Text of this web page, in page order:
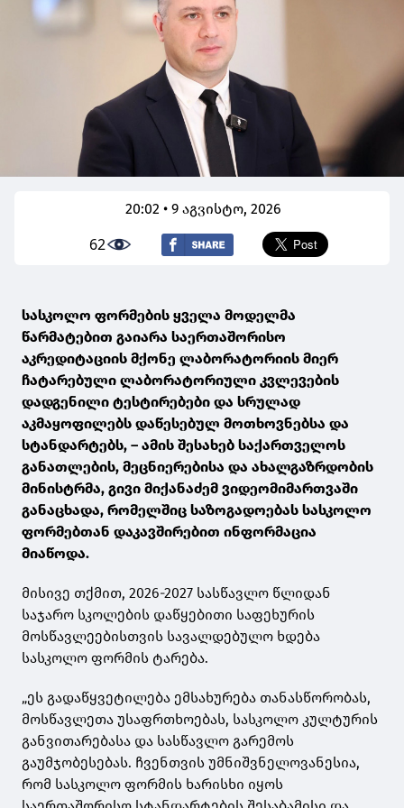
20:02 • 9 აგვისტო, 2026
62
სასკოლო ფორმების ყველა მოდელმა
წარმატებით გაიარა საერთაშორისო
აკრედიტაციის მქონე ლაბორატორიის მიერ
ჩატარებული ლაბორატორიული კვლევების
დადგენილი ტესტირებები და სრულად
აკმაყოფილებს დაწესებულ მოთხოვნებსა და
სტანდარტებს, – ამის შესახებ საქართველოს
განათლების, მეცნიერებისა და ახალგაზრდობის
მინისტრმა, გივი მიქანაძემ ვიდეომიმართვაში
განაცხადა, რომელშიც საზოგადოებას სასკოლო
ფორმებთან დაკავშირებით ინფორმაცია
მიაწოდა.
მისივე თქმით, 2026-2027 სასწავლო წლიდან
საჯარო სკოლების დაწყებითი საფეხურის
მოსწავლეებისთვის სავალდებულო ხდება
სასკოლო ფორმის ტარება.
„ეს გადაწყვეტილება ემსახურება თანასწორობას,
მოსწავლეთა უსაფრთხოებას, სასკოლო კულტურის
განვითარებასა და სასწავლო გარემოს
გაუმჯობესებას. ჩვენთვის უმნიშვნელოვანესია,
რომ სასკოლო ფორმის ხარისხი იყოს